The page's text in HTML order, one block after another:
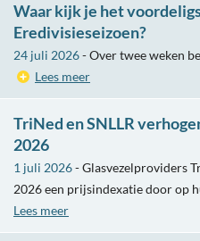
Waar kijk je het
Eredivisieseizoen?
24 juli 2026- Over twee weken
Lees meer
TriNed en SNLLR
2026
1 juli 2026- Glasvezelproviders
2026 een prijsindexatie door op
Lees meer